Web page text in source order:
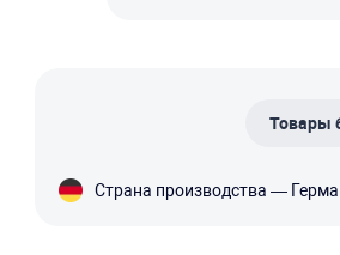
Товары
Страна производства —